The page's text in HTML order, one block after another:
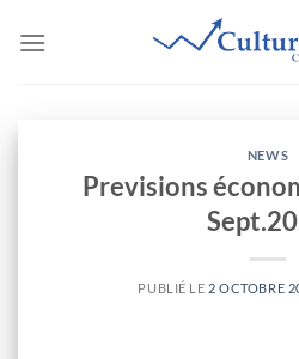
NEWS
Previsions
PUBLIÉ LE 2 OCTOBRE